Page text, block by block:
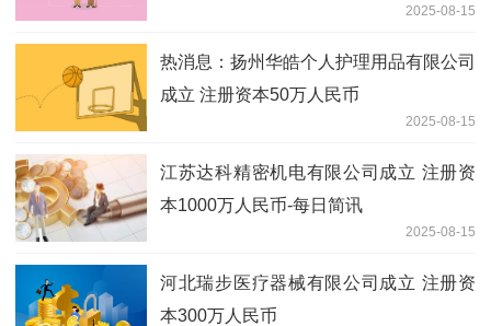
2025-08-15
热消息：扬州华皓个人护理用品有限公司
成立 注册资本50万人民币
2025-08-15
江苏达科精密机电有限公司成立 注册资
本1000万人民币-每日简讯
2025-08-15
河北瑞步医疗器械有限公司成立 注册资
本300万人民币